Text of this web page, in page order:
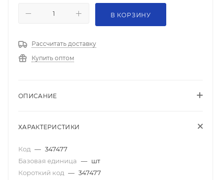
В КОРЗИНУ
Рассчитать доставку
Купить оптом
ОПИСАНИЕ
ХАРАКТЕРИСТИКИ
Код — 347477
Базовая единица — шт
Короткий код — 347477